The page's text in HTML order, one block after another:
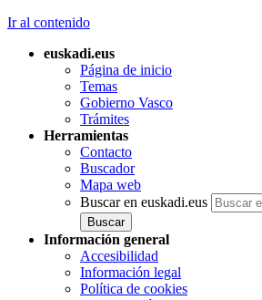
Ir al contenido
euskadi.eus
Página de inicio
Temas
Gobierno Vasco
Trámites
Herramientas
Contacto
Buscador
Mapa web
Buscar en euskadi.eus
Información general
Accesibilidad
Información legal
Política de cookies